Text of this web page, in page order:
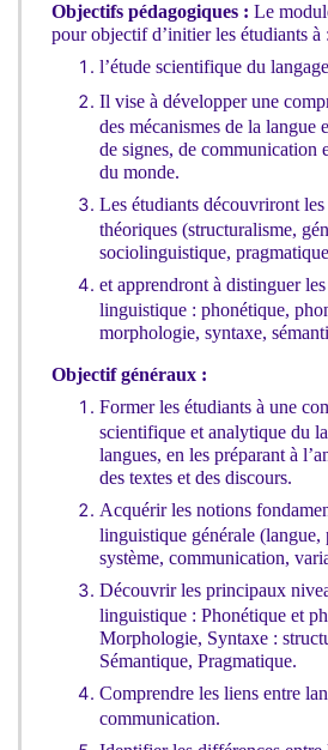
Objectifs pédagogiques : Le
pour objectif d’initier les étudiants à :
l’étude scientifique du
Il vise à développer une
des mécanismes de la langue
de signes, de communication
du monde.
Les étudiants découvriront
théoriques (structuralisme,
sociolinguistique,
et apprendront à distinguer
linguistique : phonétique,
morphologie, syntaxe,
Objectif généraux :
Former les étudiants à une
scientifique et analytique du
langues, en les préparant à
des textes et des discours.
Acquérir les notions
linguistique générale (langue,
système, communication,
Découvrir les principaux
linguistique : Phonétique et
Morphologie, Syntaxe :
Sémantique, Pragmatique.
Comprendre les liens entre
communication.